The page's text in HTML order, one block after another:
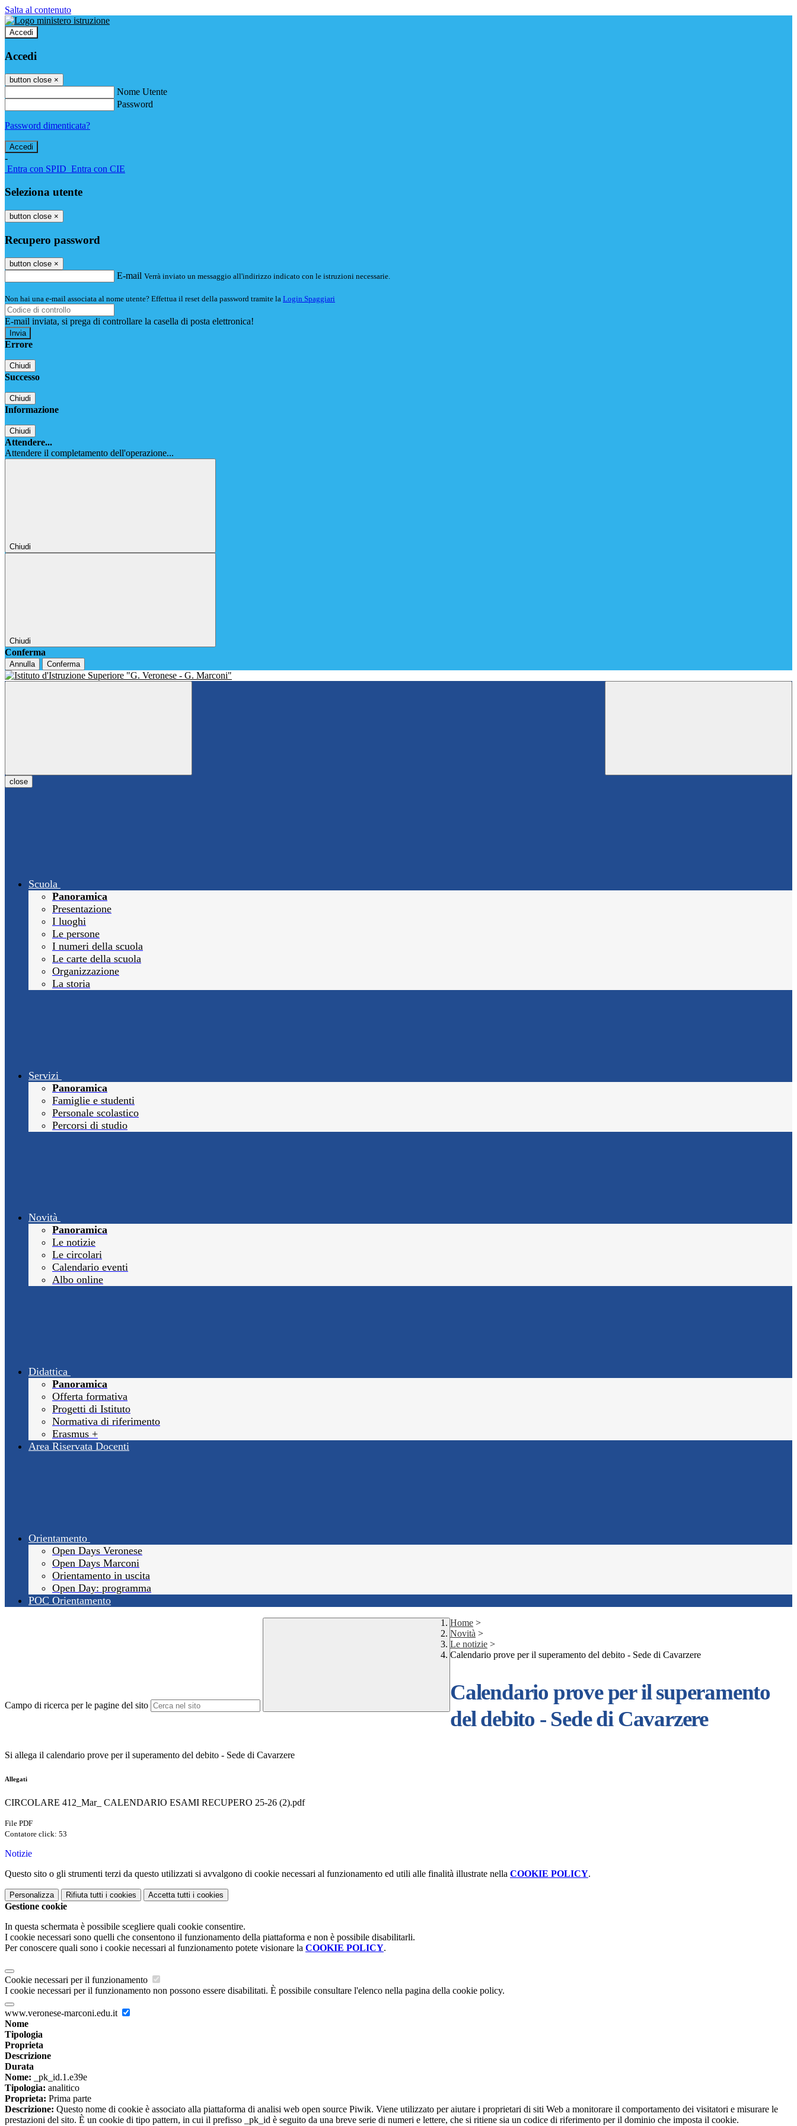
Salta al contenuto
Accedi
Accedi
button close ×
Nome Utente
Password
Password dimenticata?
-
Entra con SPID Entra con CIE
Seleziona utente
button close ×
Recupero password
button close ×
E-mail Verrà inviato un messaggio all'indirizzo indicato con le istruzioni necessarie.
Non hai una e-mail associata al nome utente? Effettua il reset della password tramite la Login Spaggiari
E-mail inviata, si prega di controllare la casella di posta elettronica!
Errore
Chiudi
Successo
Chiudi
Informazione
Chiudi
Attendere...
Attendere il completamento dell'operazione...
Chiudi
Chiudi
Conferma
Annulla Conferma
close
Scuola
Panoramica
Presentazione
I luoghi
Le persone
I numeri della scuola
Le carte della scuola
Organizzazione
La storia
Servizi
Panoramica
Famiglie e studenti
Personale scolastico
Percorsi di studio
Novità
Panoramica
Le notizie
Le circolari
Calendario eventi
Albo online
Didattica
Panoramica
Offerta formativa
Progetti di Istituto
Normativa di riferimento
Erasmus +
Area Riservata Docenti
Orientamento
Open Days Veronese
Open Days Marconi
Orientamento in uscita
Open Day: programma
POC Orientamento
Campo di ricerca per le pagine del sito
Home >
Novità >
Le notizie >
Calendario prove per il superamento del debito - Sede di Cavarzere
Calendario prove per il superamento
del debito - Sede di Cavarzere
Si allega il calendario prove per il superamento del debito - Sede di Cavarzere
Allegati
CIRCOLARE 412_Mar_ CALENDARIO ESAMI RECUPERO 25-26 (2).pdf
File PDF
Contatore click: 53
Notizie
Questo sito o gli strumenti terzi da questo utilizzati si avvalgono di cookie necessari al funzionamento ed utili alle finalità illustrate nella COOKIE POLICY.
Personalizza Rifiuta tutti i cookies Accetta tutti i cookies
Gestione cookie
In questa schermata è possibile scegliere quali cookie consentire.
I cookie necessari sono quelli che consentono il funzionamento della piattaforma e non è possibile disabilitarli.
Per conoscere quali sono i cookie necessari al funzionamento potete visionare la COOKIE POLICY.
Cookie necessari per il funzionamento
I cookie necessari per il funzionamento non possono essere disabilitati. È possibile consultare l'elenco nella pagina della cookie policy.
www.veronese-marconi.edu.it
Nome
Tipologia
Proprieta
Descrizione
Durata
Nome: _pk_id.1.e39e
Tipologia: analitico
Proprieta: Prima parte
Descrizione: Questo nome di cookie è associato alla piattaforma di analisi web open source Piwik. Viene utilizzato per aiutare i proprietari di siti Web a monitorare il comportamento dei visitatori e misurare le
prestazioni del sito. È un cookie di tipo pattern, in cui il prefisso _pk_id è seguito da una breve serie di numeri e lettere, che si ritiene sia un codice di riferimento per il dominio che imposta il cookie.